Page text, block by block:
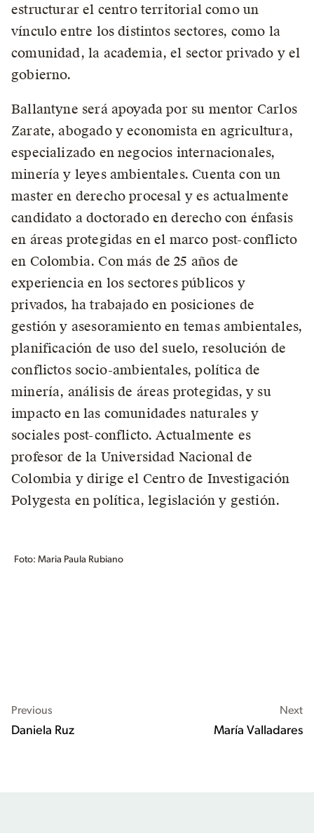
estructurar el centro territorial como un
vínculo entre los distintos sectores, como la
comunidad, la academia, el sector privado y el
gobierno.
Ballantyne será apoyada por su mentor Carlos
Zarate, abogado y economista en agricultura,
especializado en negocios internacionales,
minería y leyes ambientales. Cuenta con un
master en derecho procesal y es actualmente
candidato a doctorado en derecho con énfasis
en áreas protegidas en el marco post-conflicto
en Colombia. Con más de 25 años de
experiencia en los sectores públicos y
privados, ha trabajado en posiciones de
gestión y asesoramiento en temas ambientales,
planificación de uso del suelo, resolución de
conflictos socio-ambientales, política de
minería, análisis de áreas protegidas, y su
impacto en las comunidades naturales y
sociales post-conflicto. Actualmente es
profesor de la Universidad Nacional de
Colombia y dirige el Centro de Investigación
Polygesta en política, legislación y gestión.
Foto: Maria Paula Rubiano
Previous
Daniela Ruz
Next
María Valladares